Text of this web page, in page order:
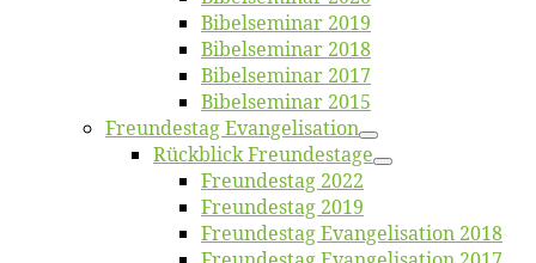
Bi­bel­se­mi­nar 2019
Bi­bel­se­mi­nar 2018
Bibelsemi­nar 2017
Bibelsemi­nar 2015
Freun­des­tag Evangelisation
Rück­blick Freundestage
Freun­des­tag 2022
Freun­des­tag 2019
Freun­des­tag Evan­ge­li­sa­ti­on 2018